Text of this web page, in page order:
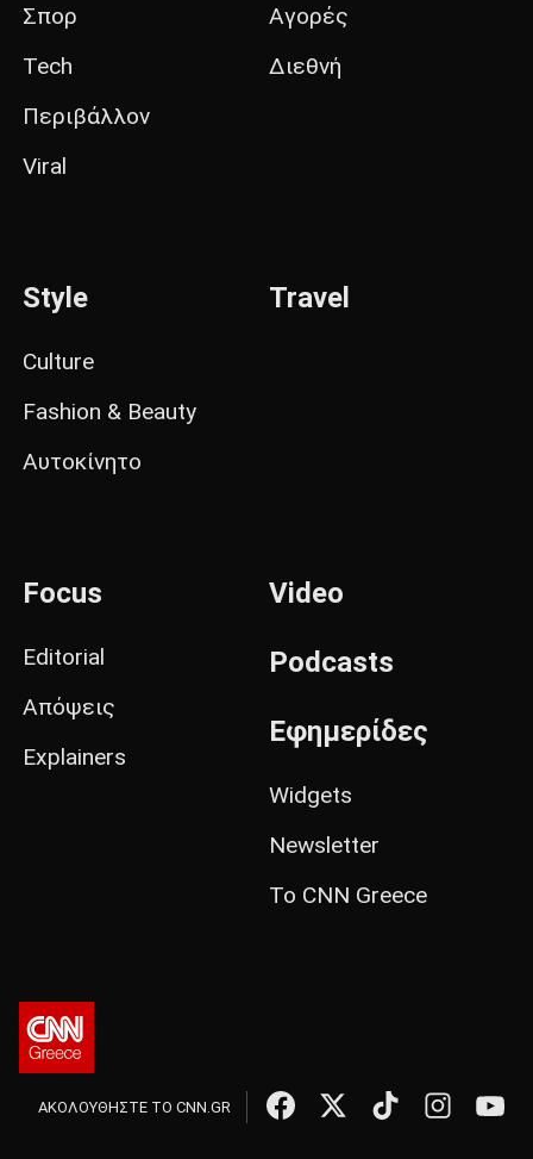
Σπορ
Tech
Περιβάλλον
Viral
Αγορές
Διεθνή
Style
Culture
Fashion & Beauty
Αυτοκίνητο
Travel
Focus
Editorial
Απόψεις
Explainers
Video
Podcasts
Εφημερίδες
Widgets
Newsletter
Το CNN Greece
ΑΚΟΛΟΥΘΗΣΤΕ ΤΟ CNN.GR